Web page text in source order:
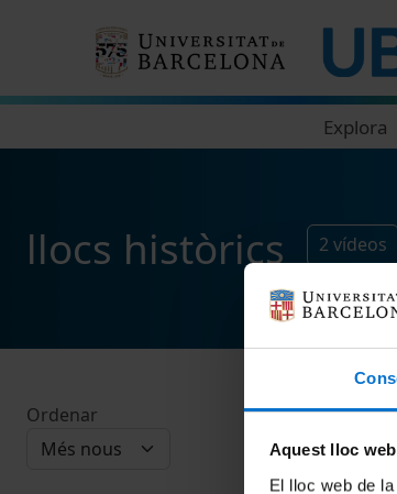
Aquest lloc
El lloc web de
Explora
llocs històrics 2 vídeos
Ordenar